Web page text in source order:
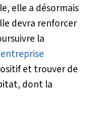
elle a désormais
devra renforcer
la
entreprise
et trouver de
dont la